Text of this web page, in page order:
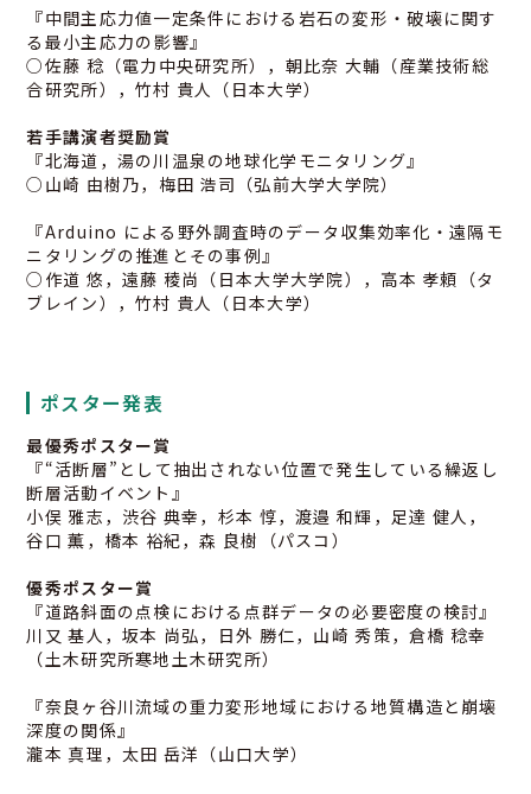
『中間主応力値一定条件における岩石の変形・破壊に関す
る最小主応力の影響』
○佐藤 稔（電力中央研究所），朝比奈 大輔（産業技術総
合研究所），竹村 貴人（日本大学）
若手講演者奨励賞
『北海道，湯の川温泉の地球化学モニタリング』
○山崎 由樹乃，梅田 浩司（弘前大学大学院）
『Arduino による野外調査時のデータ収集効率化・遠隔モ
ニタリングの推進とその事例』
○作道 悠，遠藤 稜尚（日本大学大学院），高本 孝頼（タ
ブレイン），竹村 貴人（日本大学）
ポスター発表
最優秀ポスター賞
『“活断層”として抽出されない位置で発生している繰返し
断層活動イベント』
小俣 雅志，渋谷 典幸，杉本 惇，渡邉 和輝，足達 健人，
谷口 薫，橋本 裕紀，森 良樹（パスコ）
優秀ポスター賞
『道路斜面の点検における点群データの必要密度の検討』
川又 基人，坂本 尚弘，日外 勝仁，山崎 秀策，倉橋 稔幸
（土木研究所寒地土木研究所）
『奈良ヶ谷川流域の重力変形地域における地質構造と崩壊
深度の関係』
瀧本 真理，太田 岳洋（山口大学）